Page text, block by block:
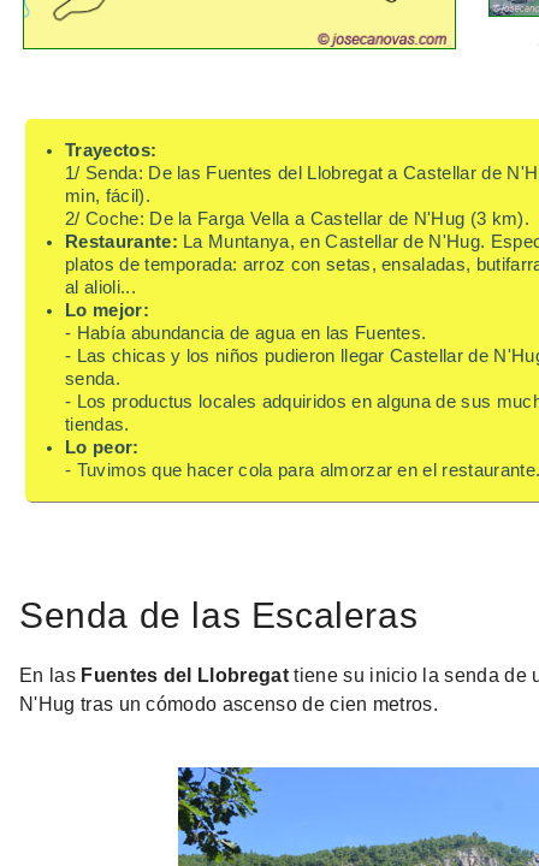
Trayectos:
1/ Senda: De las Fuentes del Llobregat a Castellar de
min, fácil).
2/ Coche: De la Farga Vella a Castellar de N'Hug (3 km).
Restaurante: La Muntanya, en Castellar de N'Hug.
platos de temporada: arroz con setas, ensaladas,
al alioli...
Lo mejor:
- Había abundancia de agua en las Fuentes.
- Las chicas y los niños pudieron llegar Castellar de
senda.
- Los productus locales adquiridos en alguna de sus
tiendas.
Lo peor:
- Tuvimos que hacer cola para almorzar en el
Senda de las Escaleras
En las Fuentes del Llobregattiene su inicio la senda de
N'Hug tras un cómodo ascenso de cien metros.